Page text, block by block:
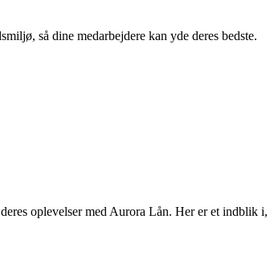
så dine medarbejdere kan yde deres bedste.
oplevelser med Aurora Lån. Her er et indblik i,